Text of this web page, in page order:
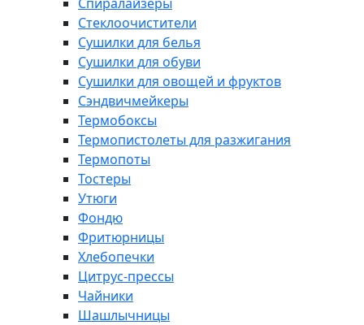
Стеклоочистители
Сушилки для белья
Сушилки для обуви
Сушилки для овощей и фруктов
Сэндвичмейкеры
Термобоксы
Термопистолеты для разжигания
Термопоты
Тостеры
Утюги
Фондю
Фритюрницы
Хлебопечки
Цитрус-прессы
Чайники
Шашлычницы